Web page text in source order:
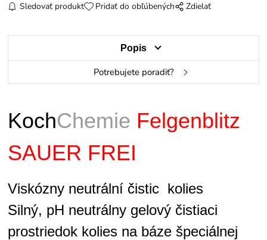
Sledovať produkt Pridať do obľúbených Zdielať
Popis
Potrebujete poradiť?
KochChemie Felgenblitz
SAUER FREI
Viskózny neutrální čistic kolies
Silný, pH neutrálny gelový čistiaci
prostriedok kolies na báze špeciálnej